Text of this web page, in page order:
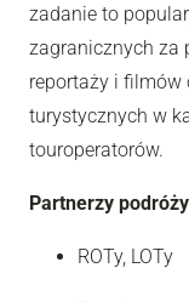
zadanie to
zagranicznych za
reportaży i filmów
turystycznych w
touroperatorów.
Partnerzy
ROTy, LOTy